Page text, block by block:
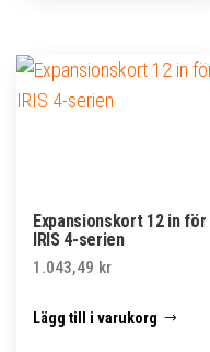
Expansionskort 12 in för
IRIS 4-serien
1.043,49 kr
Lägg till i varukorg